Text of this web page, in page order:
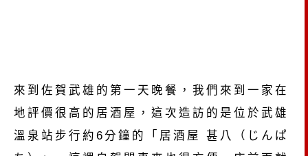
來到佐賀武雄的第一天晚餐，我們來到一家在
地評價很高的居酒屋，這次造訪的是位於武雄
溫泉站步行約6分鐘的「居酒屋 甚八（じんぱ